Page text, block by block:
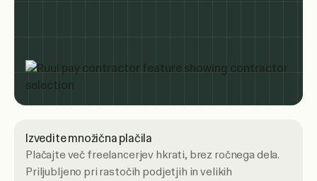
Izvedite množična plačila
Plačajte več freelancerjev hkrati, brez ročnega dela.
Priljubljeno pri rastočih podjetjih in velikih